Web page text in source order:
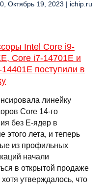
Октябрь 19, 2023 | ichip.ru
Intel Core i9-
Core i7-14701E и
поступили в
линейку
Core 14-го
без Е-ядер в
этого лета, и теперь
из профильных
начали
в открытой продаже
хотя утверждалось, что